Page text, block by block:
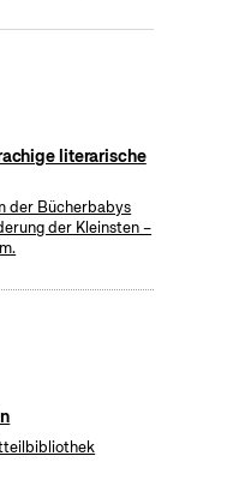
literarische
der Bücherbabys
der Kleinsten –